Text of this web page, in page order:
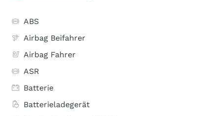
ABS
Airbag Beifahrer
Airbag Fahrer
ASR
Batterie
Batterieladegerät